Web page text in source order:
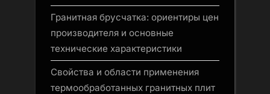
Гранитная брусчатка: ориентиры цен
производителя и основные
технические характеристики
Свойства и области применения
термообработанных гранитных плит